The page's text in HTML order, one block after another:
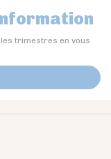
trimestres en vous